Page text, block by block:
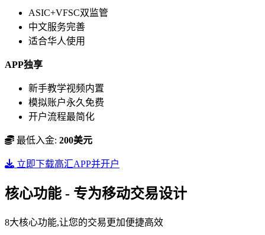
ASIC+VFSC双监管
中文服务完善
适合华人使用
APP独享
新手教学视频内置
模拟账户永久免费
开户流程最简化
最低入金: 200美元
立即下载高汇APP并开户
核心功能 - 专为移动交易设计
8大核心功能,让您的交易更加便捷高效